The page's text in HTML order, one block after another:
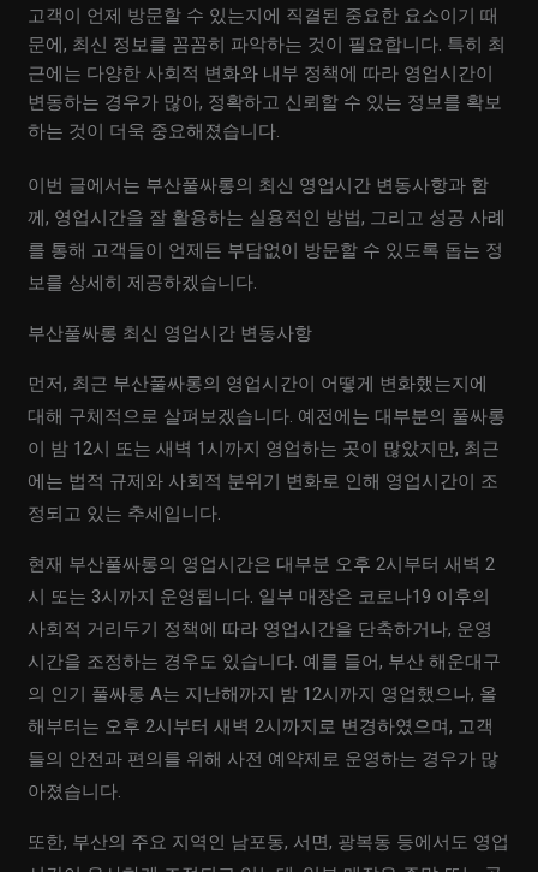
고객이 언제 방문할 수 있는지에 직결된 중요한 요소이기 때
문에, 최신 정보를 꼼꼼히 파악하는 것이 필요합니다. 특히 최
근에는 다양한 사회적 변화와 내부 정책에 따라 영업시간이
변동하는 경우가 많아, 정확하고 신뢰할 수 있는 정보를 확보
하는 것이 더욱 중요해졌습니다.
이번 글에서는 부산풀싸롱의 최신 영업시간 변동사항과 함
께, 영업시간을 잘 활용하는 실용적인 방법, 그리고 성공 사례
를 통해 고객들이 언제든 부담없이 방문할 수 있도록 돕는 정
보를 상세히 제공하겠습니다.
부산풀싸롱 최신 영업시간 변동사항
먼저, 최근 부산풀싸롱의 영업시간이 어떻게 변화했는지에
대해 구체적으로 살펴보겠습니다. 예전에는 대부분의 풀싸롱
이 밤 12시 또는 새벽 1시까지 영업하는 곳이 많았지만, 최근
에는 법적 규제와 사회적 분위기 변화로 인해 영업시간이 조
정되고 있는 추세입니다.
현재 부산풀싸롱의 영업시간은 대부분 오후 2시부터 새벽 2
시 또는 3시까지 운영됩니다. 일부 매장은 코로나19 이후의
사회적 거리두기 정책에 따라 영업시간을 단축하거나, 운영
시간을 조정하는 경우도 있습니다. 예를 들어, 부산 해운대구
의 인기 풀싸롱 A는 지난해까지 밤 12시까지 영업했으나, 올
해부터는 오후 2시부터 새벽 2시까지로 변경하였으며, 고객
들의 안전과 편의를 위해 사전 예약제로 운영하는 경우가 많
아졌습니다.
또한, 부산의 주요 지역인 남포동, 서면, 광복동 등에서도 영업